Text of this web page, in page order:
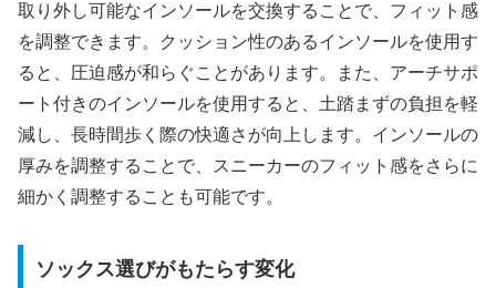
取り外し可能なインソールを交換することで、フィット感
を調整できます。クッション性のあるインソールを使用す
ると、圧迫感が和らぐことがあります。また、アーチサポ
ート付きのインソールを使用すると、土踏まずの負担を軽
減し、長時間歩く際の快適さが向上します。インソールの
厚みを調整することで、スニーカーのフィット感をさらに
細かく調整することも可能です。
ソックス選びがもたらす変化